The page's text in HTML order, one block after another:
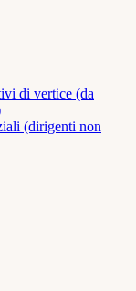
di vertice (da
(dirigenti non